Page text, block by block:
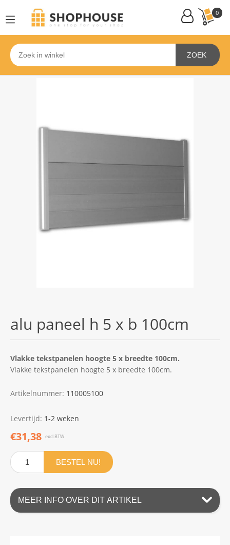
0
ZOEK
alu paneel h 5 x b 100cm
Vlakke tekstpanelen hoogte 5 x breedte 100cm.
Vlakke tekstpanelen hoogte 5 x breedte 100cm.
Artikelnummer: 110005100
Levertijd: 1-2 weken
€31,38 excl.BTW
BESTEL NU!
MEER INFO OVER DIT ARTIKEL